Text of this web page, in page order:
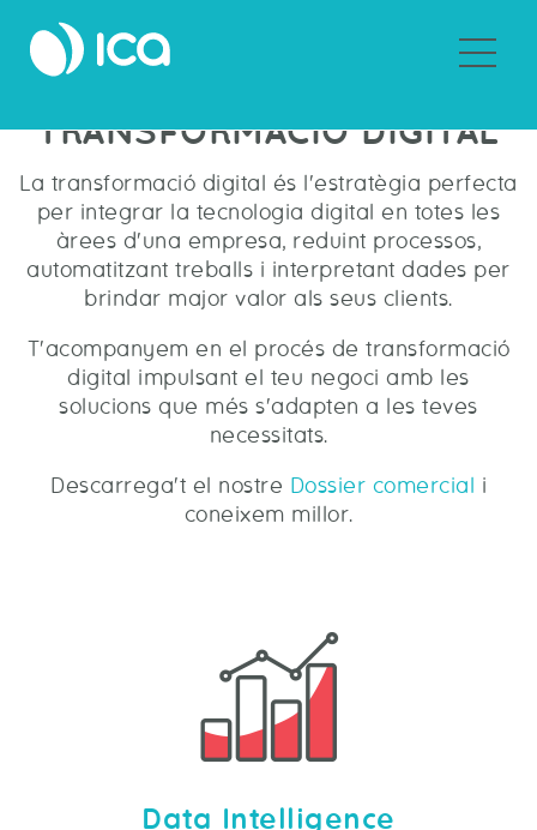
TRANSFORMACIÓ DIGITAL
La transformació digital és l'estratègia perfecta
per integrar la tecnologia digital en totes les
àrees d'una empresa, reduint processos,
automatitzant treballs i interpretant dades per
brindar major valor als seus clients.
T'acompanyem en el procés de transformació
digital impulsant el teu negoci amb les
solucions que més s'adapten a les teves
necessitats.
Descarrega't el nostre Dossier comercial i
coneixem millor.
Data Intelligence